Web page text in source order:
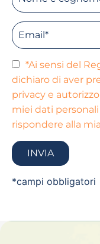
*Ai sensi del
dichiaro di aver
privacy e
miei dati
rispondere alla
*campi obbligatori